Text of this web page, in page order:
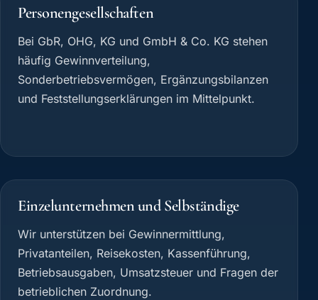
Personengesellschaften
Bei GbR, OHG, KG und GmbH & Co. KG stehen
häufig Gewinnverteilung,
Sonderbetriebsvermögen, Ergänzungsbilanzen
und Feststellungserklärungen im Mittelpunkt.
Einzelunternehmen und Selbständige
Wir unterstützen bei Gewinnermittlung,
Privatanteilen, Reisekosten, Kassenführung,
Betriebsausgaben, Umsatzsteuer und Fragen der
betrieblichen Zuordnung.